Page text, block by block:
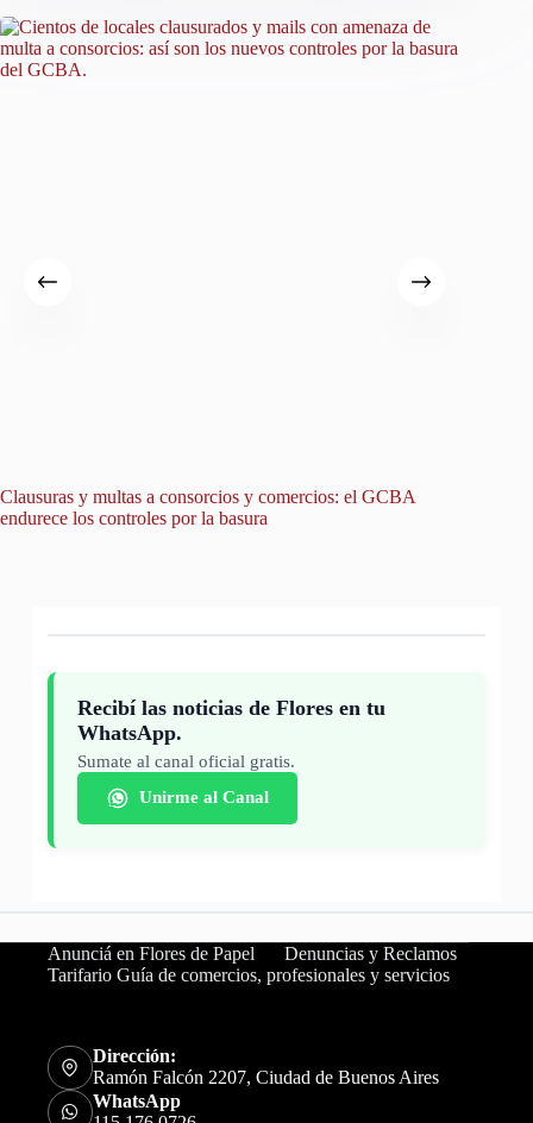
Clausuras y multas a consorcios y comercios: el GCBA
endurece los controles por la basura
Recibí las noticias de Flores en tu
WhatsApp.
Sumate al canal oficial gratis.
Unirme al Canal
Anunciá en Flores de Papel
Denuncias y Reclamos
Tarifario Guía de comercios, profesionales y servicios
Dirección:
Ramón Falcón 2207, Ciudad de Buenos Aires
WhatsApp